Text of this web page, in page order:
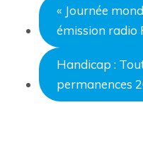
« Journée
émission radio
Handicap :
permanences